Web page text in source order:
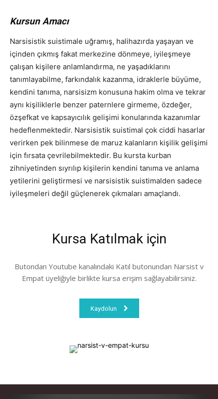
Kursun Amacı
Narsisistik suistimale uğramış, halihazırda yaşayan ve
içinden çıkmış fakat merkezine dönmeye, iyileşmeye
çalışan kişilere anlamlandırma, ne yaşadıklarını
tanımlayabilme, farkındalık kazanma, idraklerle büyüme,
kendini tanıma, narsisizm konusuna hakim olma ve tekrar
aynı kişiliklerle benzer paternlere girmeme, özdeğer,
özşefkat ve kapsayıcılık gelişimi konularında kazanımlar
hedeflenmektedir. Narsisistik suistimal çok ciddi hasarlar
verirken pek bilinmese de maruz kalanların kişilik gelişimi
için fırsata çevrilebilmektedir. Bu kursta kurban
zihniyetinden sıyrılıp kişilerin kendini tanıma ve anlama
yetilerini geliştirmesi ve narsisistik suistimalden sadece
iyileşmeleri değil güçlenerek çıkmaları amaçlandı.
Kursa Katılmak için
Butondan Youtube kanalındaki Katıl butonundan Narsist v
Empat üyeliğiyle birlikte kursa erişim sağlayabilirsiniz.
Kaydolun